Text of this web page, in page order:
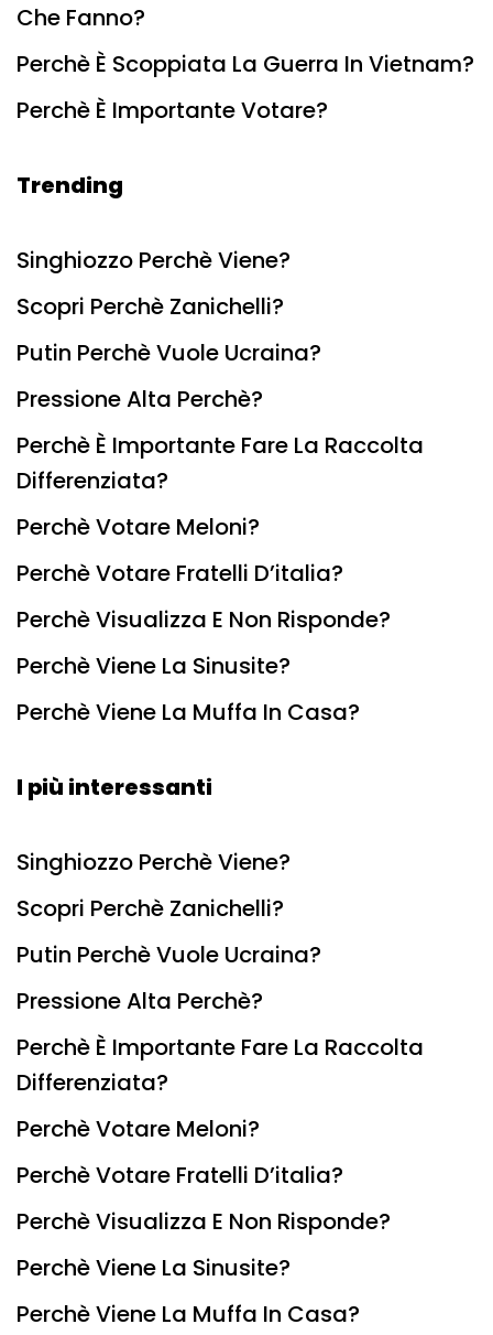
Che Fanno?
Perchè È Scoppiata La Guerra In Vietnam?
Perchè È Importante Votare?
Trending
Singhiozzo Perchè Viene?
Scopri Perchè Zanichelli?
Putin Perchè Vuole Ucraina?
Pressione Alta Perchè?
Perchè È Importante Fare La Raccolta
Differenziata?
Perchè Votare Meloni?
Perchè Votare Fratelli D’italia?
Perchè Visualizza E Non Risponde?
Perchè Viene La Sinusite?
Perchè Viene La Muffa In Casa?
I più interessanti
Singhiozzo Perchè Viene?
Scopri Perchè Zanichelli?
Putin Perchè Vuole Ucraina?
Pressione Alta Perchè?
Perchè È Importante Fare La Raccolta
Differenziata?
Perchè Votare Meloni?
Perchè Votare Fratelli D’italia?
Perchè Visualizza E Non Risponde?
Perchè Viene La Sinusite?
Perchè Viene La Muffa In Casa?